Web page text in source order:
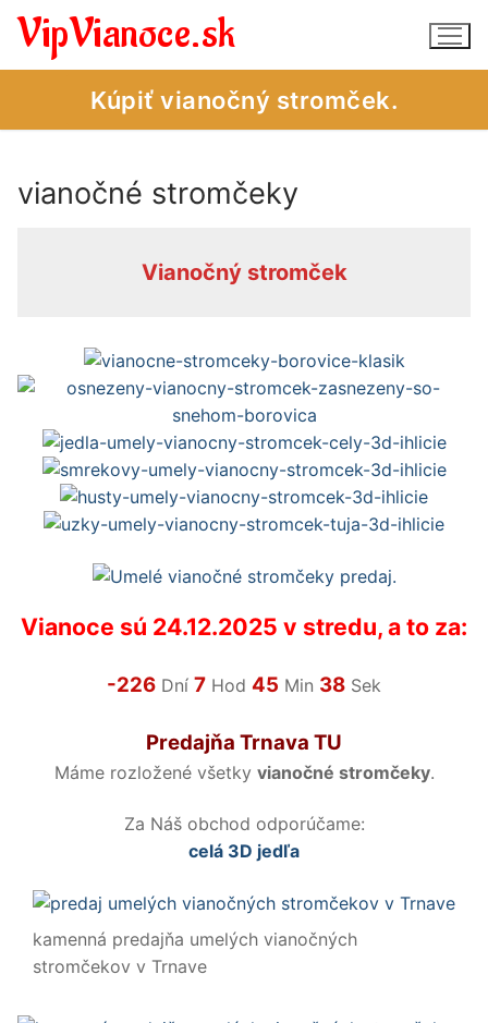
Preskočiť
obsah
VipVianoce.sk
Kúpiť vianočný stromček.
Vianočné stromčeky – úvod
vianočné stromčeky
Vianočný stromček
Vianoce sú 24.12.2025 v stredu, a to za:
-226 Dní 7 Hod 45 Min 38 Sek
Predajňa Trnava TU
Máme rozložené všetky vianočné stromčeky.
Za Náš obchod odporúčame:
celá 3D jedľa
kamenná predajňa umelých vianočných
stromčekov v Trnave